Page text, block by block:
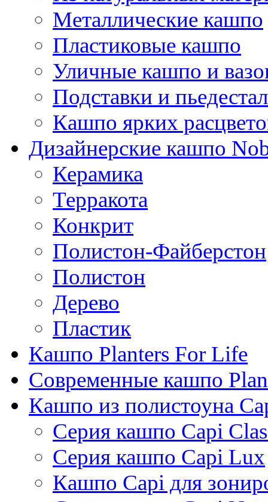
Металлические кашпо
Пластиковые кашпо
Уличные кашпо и
Подставки и
Кашпо ярких
Дизайнерские кашпо
Керамика
Терракота
Конкрит
Полистон-Файберстон
Полистон
Дерево
Пластик
Кашпо Planters For Life
Современные кашпо
Кашпо из полистоуна
Серия кашпо Capi
Серия кашпо Capi Lux
Кашпо Capi для